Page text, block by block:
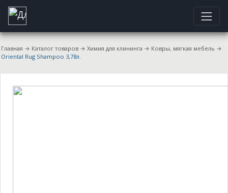
Главная → Каталог товаров → Химия для клининга → Ковры, мягкая мебель →
Oriental Rug Shampoo 3,78л.